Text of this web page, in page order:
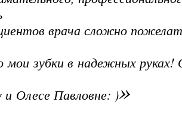
врача сложно
мои зубки в надежных руках!
и Олесе Павловне: )»